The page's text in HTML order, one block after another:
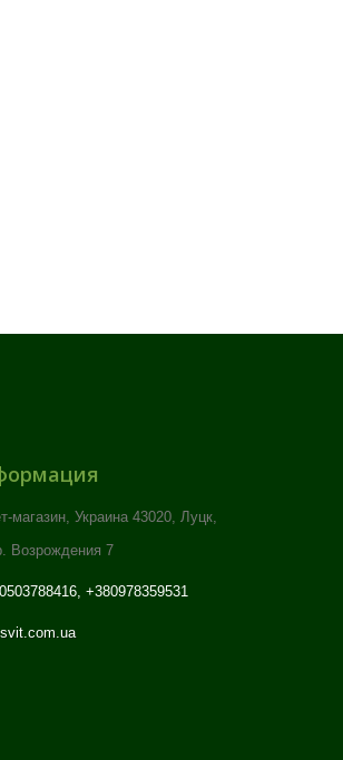
магазин, Украина 43020, Луцк,
Возрождения 7
+380978359531